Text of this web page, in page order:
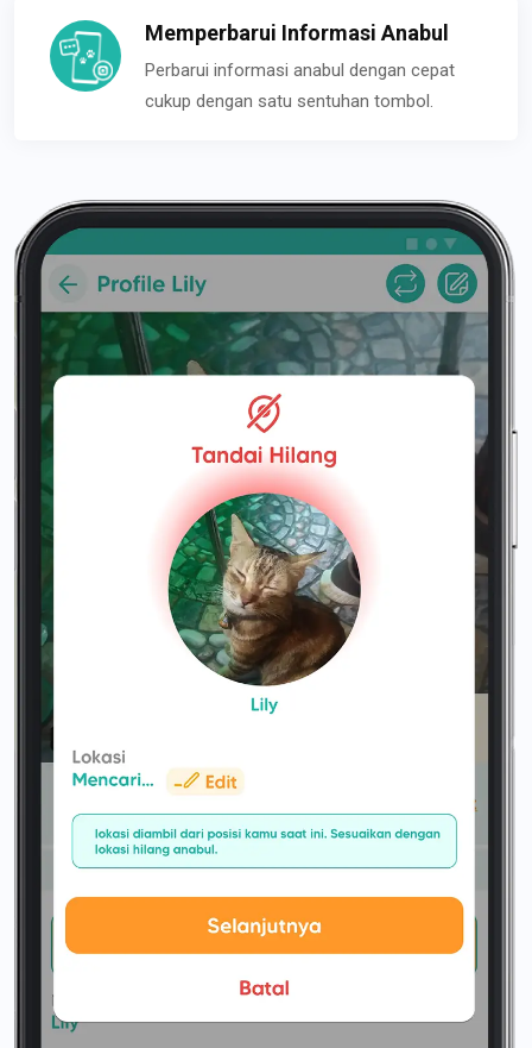
Memperbarui Informasi Anabul
Perbarui informasi anabul dengan cepat
cukup dengan satu sentuhan tombol.